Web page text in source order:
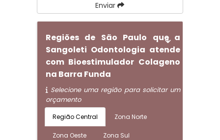
Enviar
Regiões de São Paulo que a
Sangoleti Odontologia atende
com Bioestimulador Colageno
na Barra Funda
Selecione uma região para solicitar um
orçamento
Região Central Zona Norte
Zona Oeste Zona Sul